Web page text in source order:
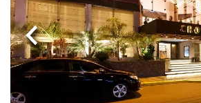
Previous